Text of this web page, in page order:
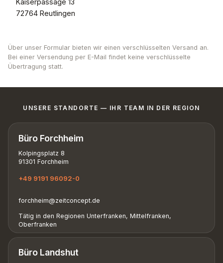
Kaiserpassage 13
72764 Reutlingen
Über unser Formular bieten wir einen verschlüsselten Versand an.
Bei einer Versendung per E-Mail findet keine verschlüsselte
Übertragung statt.
UNSERE STANDORTE — IHR TEAM IN DER REGION
Büro Forchheim
Kolpingsplatz 8
91301 Forchheim
+49 9191 96092-0
forchheim@zeitconcept.de
Tätig in den Regionen Unterfranken, Mittelfranken,
Oberfranken
Büro Landshut